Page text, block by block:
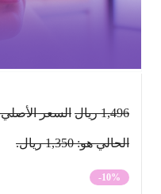
1,496 ريال السعر الأصلي هو: 1,496 ريال.
الحالي هو: 1,350 ريال.
-10%